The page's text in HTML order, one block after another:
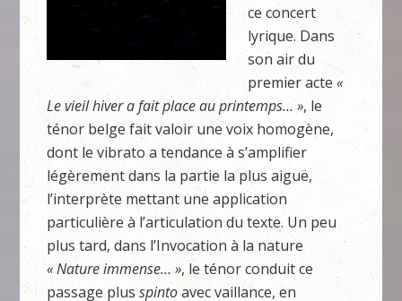
ce concert
lyrique. Dans
son air du
premier acte «
Le vieil hiver a fait place au printemps… », le
ténor belge fait valoir une voix homogène,
dont le vibrato a tendance à s’amplifier
légèrement dans la partie la plus aiguë,
l’interprète mettant une application
particulière à l’articulation du texte. Un peu
plus tard, dans l’Invocation à la nature
« Nature immense… », le ténor conduit ce
passage plusspintoavec vaillance, en